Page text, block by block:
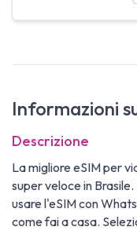
Informazioni
Descrizione
La migliore eSIM per
super veloce in
usare l'eSIM con
come fai a casa.